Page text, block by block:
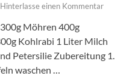
Hinterlasse einen Kommentar
Möhren 400g
Kohlrabi 1 Liter Milch
Petersilie Zubereitung 1.
waschen …